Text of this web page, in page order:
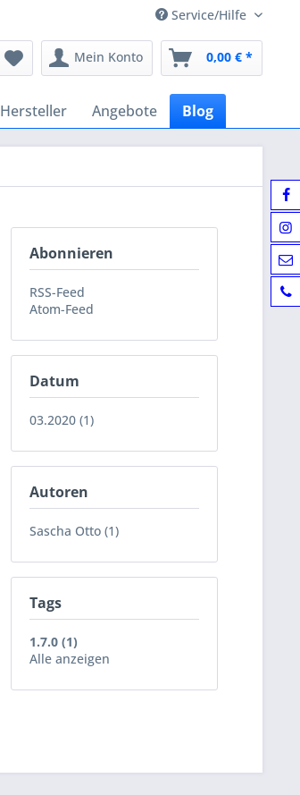
Service/Hilfe
Mein Konto 0,00 € *
Hersteller Angebote Blog
Abonnieren
RSS-Feed
Atom-Feed
Datum
03.2020 (1)
Autoren
Sascha Otto (1)
Tags
1.7.0 (1)
Alle anzeigen